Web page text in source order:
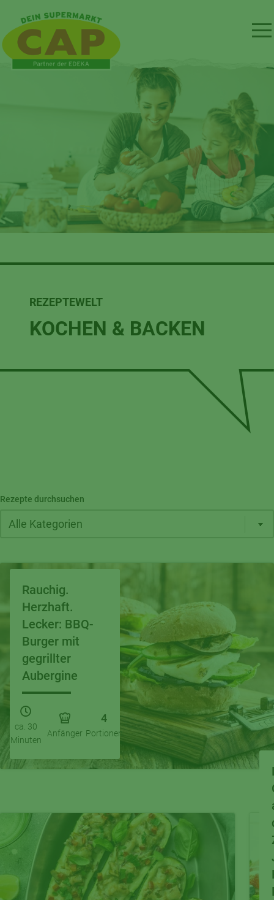
REZEPTEWELT
KOCHEN & BACKEN
Rezepte durchsuchen
Rauchig.
Herzhaft.
Lecker: BBQ-
Burger mit
gegrillter
Aubergine
ca. 30
Minuten
Anfänger
4
Portionen